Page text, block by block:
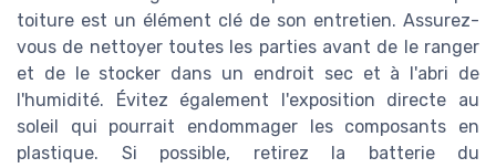
toiture est un élément clé de son entretien. Assurez-
vous de nettoyer toutes les parties avant de le ranger
et de le stocker dans un endroit sec et à l'abri de
l'humidité. Évitez également l'exposition directe au
soleil qui pourrait endommager les composants en
plastique. Si possible, retirez la batterie du